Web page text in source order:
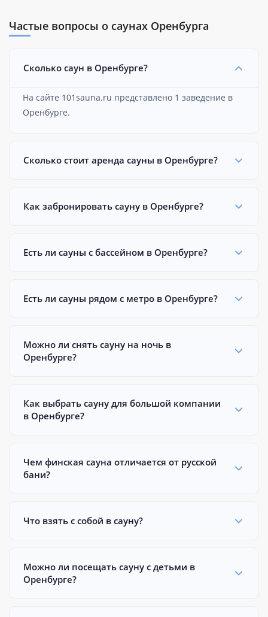
Частые вопросы о саунах Оренбурга
Сколько саун в Оренбурге?
На сайте 101sauna.ru представлено 1 заведение в
Оренбурге.
Сколько стоит аренда сауны в Оренбурге?
Как забронировать сауну в Оренбурге?
Есть ли сауны с бассейном в Оренбурге?
Есть ли сауны рядом с метро в Оренбурге?
Можно ли снять сауну на ночь в
Оренбурге?
Как выбрать сауну для большой компании
в Оренбурге?
Чем финская сауна отличается от русской
бани?
Что взять с собой в сауну?
Можно ли посещать сауну с детьми в
Оренбурге?